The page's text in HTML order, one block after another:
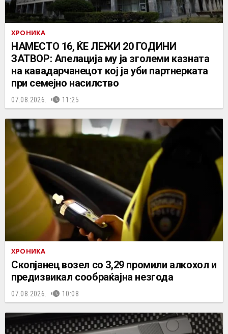
ХРОНИКА
НАМЕСТО 16, ЌЕ ЛЕЖИ 20 ГОДИНИ
ЗАТВОР: Апелација му ја зголеми казната
на кавадарчанецот кој ја уби партнерката
при семејно насилство
07.08.2026. 11:25
ХРОНИКА
Скопјанец возел со 3,29 промили алкохол и
предизвикал сообраќајна незгода
07.08.2026. 10:08